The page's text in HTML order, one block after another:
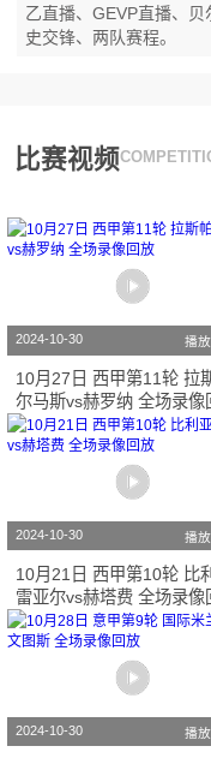
乙直播、GEVP直播、
史交锋、两队赛程。
比赛视频
2024-10-30 播
10月27日 西甲第11轮 拉
尔马斯vs赫罗纳 全场录像
2024-10-30 播
10月21日 西甲第10轮 比
雷亚尔vs赫塔费 全场录像
2024-10-30 播